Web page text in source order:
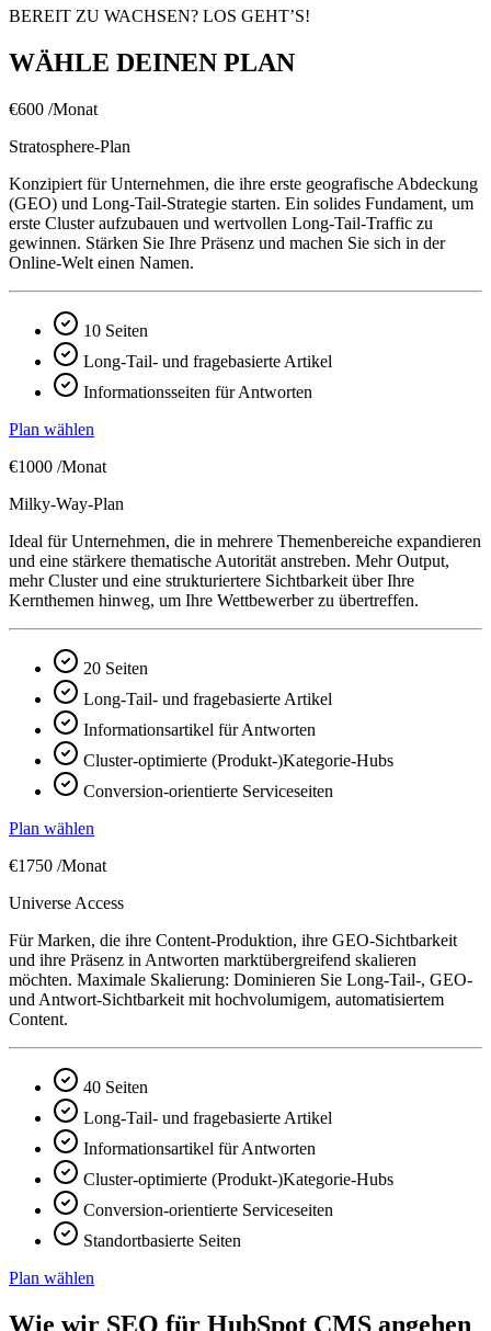
BEREIT ZU WACHSEN? LOS GEHT’S!
WÄHLE DEINEN PLAN
€600 /Monat
Stratosphere-Plan
Konzipiert für Unternehmen, die ihre erste geografische Abdeckung
(GEO) und Long-Tail-Strategie starten. Ein solides Fundament, um
erste Cluster aufzubauen und wertvollen Long-Tail-Traffic zu
gewinnen. Stärken Sie Ihre Präsenz und machen Sie sich in der
Online-Welt einen Namen.
10 Seiten
Long-Tail- und fragebasierte Artikel
Informationsseiten für Antworten
Plan wählen
€1000 /Monat
Milky-Way-Plan
Ideal für Unternehmen, die in mehrere Themenbereiche expandieren
und eine stärkere thematische Autorität anstreben. Mehr Output,
mehr Cluster und eine strukturiertere Sichtbarkeit über Ihre
Kernthemen hinweg, um Ihre Wettbewerber zu übertreffen.
20 Seiten
Long-Tail- und fragebasierte Artikel
Informationsartikel für Antworten
Cluster-optimierte (Produkt-)Kategorie-Hubs
Conversion-orientierte Serviceseiten
Plan wählen
€1750 /Monat
Universe Access
Für Marken, die ihre Content-Produktion, ihre GEO-Sichtbarkeit
und ihre Präsenz in Antworten marktübergreifend skalieren
möchten. Maximale Skalierung: Dominieren Sie Long-Tail-, GEO-
und Antwort-Sichtbarkeit mit hochvolumigem, automatisiertem
Content.
40 Seiten
Long-Tail- und fragebasierte Artikel
Informationsartikel für Antworten
Cluster-optimierte (Produkt-)Kategorie-Hubs
Conversion-orientierte Serviceseiten
Standortbasierte Seiten
Plan wählen
Wie wir SEO für HubSpot CMS angehen